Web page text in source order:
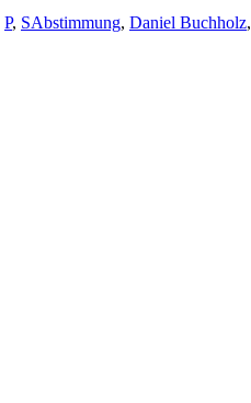
P, SAbstimmung, Daniel Buchholz,